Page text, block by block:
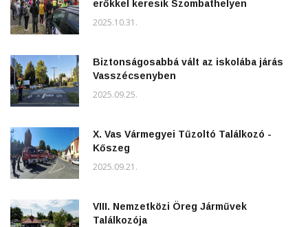
erőkkel keresik Szombathelyen
2025.10.31.
Biztonságosabbá vált az iskolába járás
Vasszécsenyben
2025.09.25.
X. Vas Vármegyei Tűzoltó Találkozó -
Kőszeg
2025.09.21.
VIII. Nemzetközi Öreg Járművek
Találkozója